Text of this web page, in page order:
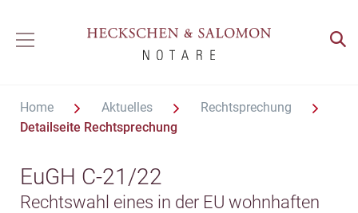
Home Aktuelles
Rechtsprechung
Detailseite Rechtsprechung
EuGH C-21/22
Rechtswahl eines in der EU wohnhaften